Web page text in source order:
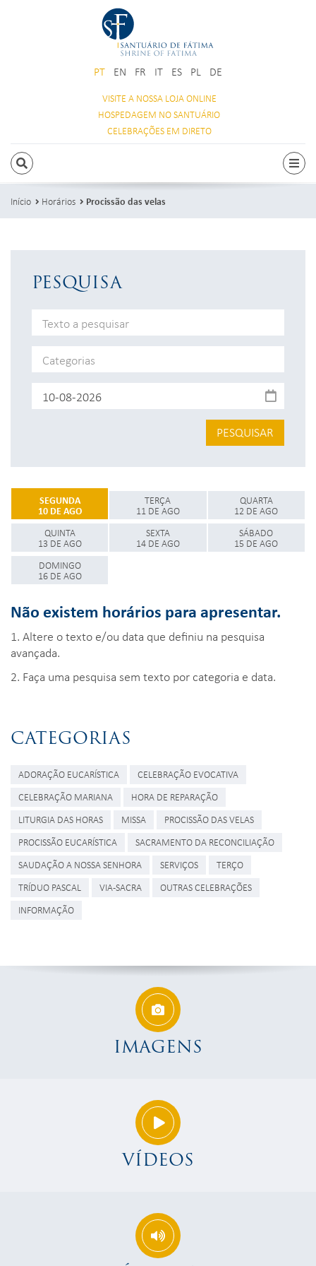
PT EN FR IT ES PL DE
VISITE A NOSSA LOJA ONLINE
HOSPEDAGEM NO SANTUÁRIO
CELEBRAÇÕES EM DIRETO
PESQUISAR
Início Horários Procissão das velas
PESQUISA
PESQUISAR
SEGUNDA
10 DE AGO
TERÇA
11 DE AGO
QUARTA
12 DE AGO
QUINTA
13 DE AGO
SEXTA
14 DE AGO
SÁBADO
15 DE AGO
DOMINGO
16 DE AGO
Não existem horários para apresentar.
1. Altere o texto e/ou data que definiu na pesquisa
avançada.
2. Faça uma pesquisa sem texto por categoria e data.
CATEGORIAS
ADORAÇÃO EUCARÍSTICA
CELEBRAÇÃO EVOCATIVA
CELEBRAÇÃO MARIANA
HORA DE REPARAÇÃO
LITURGIA DAS HORAS
MISSA
PROCISSÃO DAS VELAS
PROCISSÃO EUCARÍSTICA
SACRAMENTO DA RECONCILIAÇÃO
SAUDAÇÃO A NOSSA SENHORA
SERVIÇOS
TERÇO
TRÍDUO PASCAL
VIA-SACRA
OUTRAS CELEBRAÇÕES
INFORMAÇÃO
IMAGENS
VÍDEOS